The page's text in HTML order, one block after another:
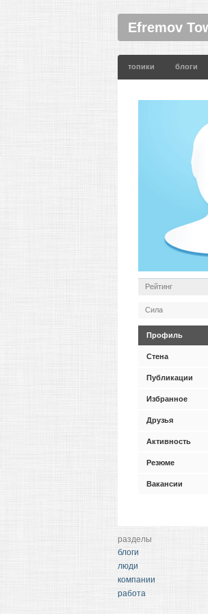
Efremov
топики блоги
Рейтинг
Сила
Профиль
Стена
Публикации
Избранное
Друзья
Активность
Резюме
Вакансии
разделы
блоги
люди
компании
работа